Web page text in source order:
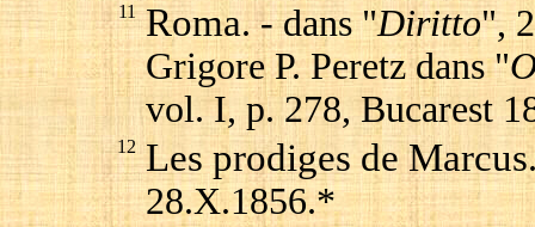
11 Roma. - dans "Diritto",
Grigore P. Peretz dans "
vol. I, p. 278, Bucarest
12 Les prodiges de Marcus
28.X.1856.*